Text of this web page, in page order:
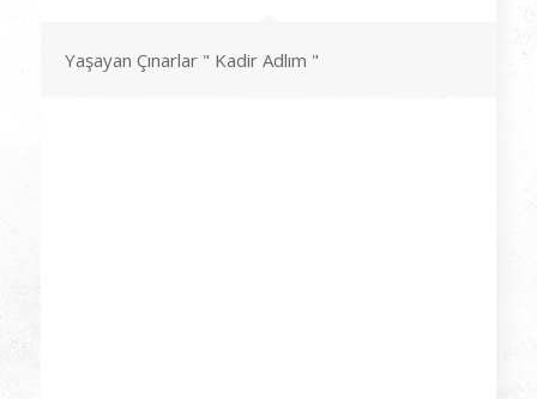
Yaşayan Çınarlar " Kadir Adlım "